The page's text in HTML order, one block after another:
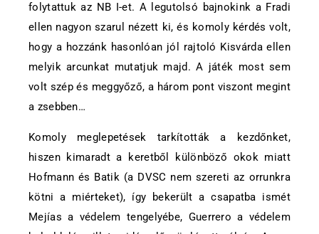
folytattuk az NB I-et. A legutolsó bajnokink a Fradi
ellen nagyon szarul nézett ki, és komoly kérdés volt,
hogy a hozzánk hasonlóan jól rajtoló Kisvárda ellen
melyik arcunkat mutatjuk majd. A játék most sem
volt szép és meggyőző, a három pont viszont megint
a zsebben…
Komoly meglepetések tarkították a kezdőnket,
hiszen kimaradt a keretből különböző okok miatt
Hofmann és Batik (a DVSC nem szereti az orrunkra
kötni a miérteket), így bekerült a csapatba ismét
Mejías a védelem tengelyébe, Guerrero a védelem